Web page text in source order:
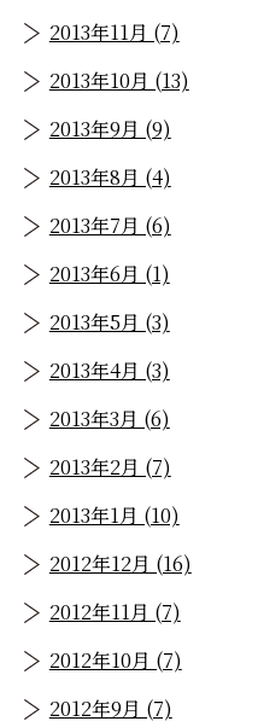
2013年11月 (7)
2013年10月 (13)
2013年9月 (9)
2013年8月 (4)
2013年7月 (6)
2013年6月 (1)
2013年5月 (3)
2013年4月 (3)
2013年3月 (6)
2013年2月 (7)
2013年1月 (10)
2012年12月 (16)
2012年11月 (7)
2012年10月 (7)
2012年9月 (7)